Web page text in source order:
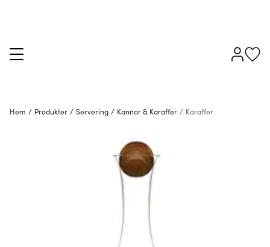
Hem / Produkter / Servering / Kannor & Karaffer / Karaffer